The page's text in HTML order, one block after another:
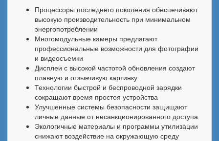
Процессоры последнего поколения обеспечивают
высокую производительность при минимальном
энергопотреблении
Многомодульные камеры предлагают
профессиональные возможности для фотографии
и видеосъемки
Дисплеи с высокой частотой обновления создают
плавную и отзывчивую картинку
Технологии быстрой и беспроводной зарядки
сокращают время простоя устройства
Улучшенные системы безопасности защищают
личные данные от несанкционированного доступа
Экологичные материалы и программы утилизации
снижают воздействие на окружающую среду